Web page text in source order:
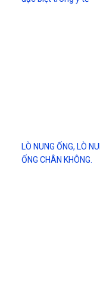
LÒ NUNG ỐNG, LÒ
ỐNG CHÂN KHÔNG.